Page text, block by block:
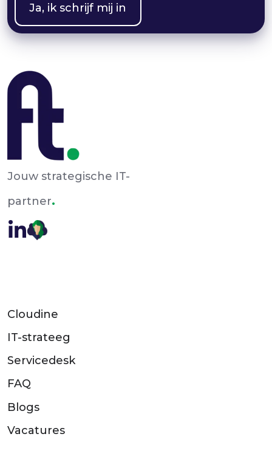
Jouw strategische IT-
partner.
Cloudine
IT-strateeg
Servicedesk
FAQ
Blogs
Vacatures